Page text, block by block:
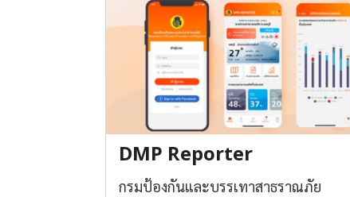
DMP Reporter
กรมป้องกันและบรรเทาสาธราณภัย